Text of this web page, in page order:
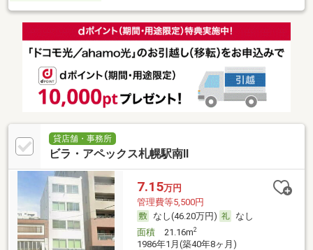
貸店舗・事務所
ビラ・アペックス札幌駅南Ⅱ
7.15万円
管理費等5,500円
なし(46.20万円)
なし
面積21.16m2
1986年1月(築40年8ヶ月)